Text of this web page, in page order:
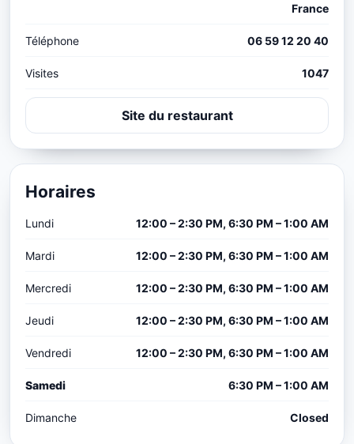
France
Téléphone 06 59 12 20 40
Visites 1047
Site du restaurant
Horaires
Lundi 12:00 – 2:30 PM, 6:30 PM – 1:00 AM
Mardi 12:00 – 2:30 PM, 6:30 PM – 1:00 AM
Mercredi 12:00 – 2:30 PM, 6:30 PM – 1:00 AM
Jeudi 12:00 – 2:30 PM, 6:30 PM – 1:00 AM
Vendredi 12:00 – 2:30 PM, 6:30 PM – 1:00 AM
Samedi 6:30 PM – 1:00 AM
Dimanche Closed